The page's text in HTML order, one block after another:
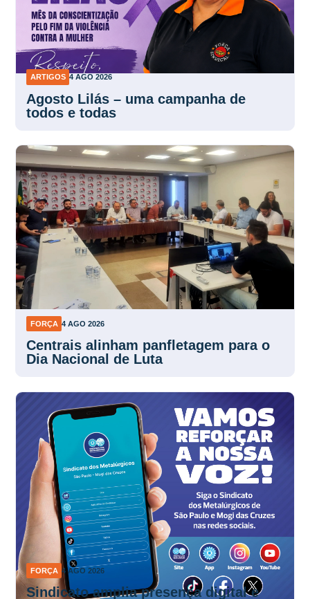
ARTIGOS 4 AGO 2026
Agosto Lilás – uma campanha de
todos e todas
FORÇA 4 AGO 2026
Centrais alinham panfletagem para o
Dia Nacional de Luta
FORÇA 4 AGO 2026
Sindicato amplia presença digital e